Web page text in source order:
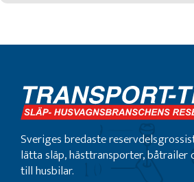
Sveriges bredaste
lätta släp, hästtransporter, båtrailer
till husbilar.